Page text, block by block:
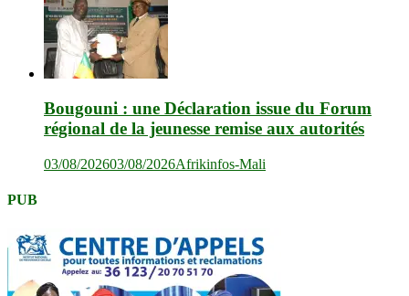
Bougouni : une Déclaration issue du Forum
régional de la jeunesse remise aux autorités
03/08/202603/08/2026Afrikinfos-Mali
PUB